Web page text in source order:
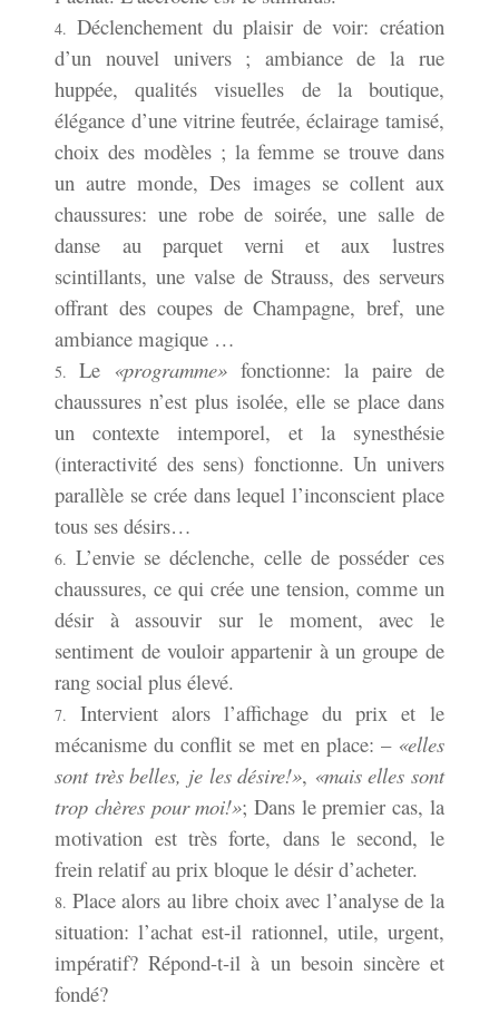
Déclenchement du plaisir de voir: création
d’un nouvel univers ; ambiance de la rue
huppée, qualités visuelles de la boutique,
élégance d’une vitrine feutrée, éclairage tamisé,
choix des modèles ; la femme se trouve dans
un autre monde, Des images se collent aux
chaussures: une robe de soirée, une salle de
danse au parquet verni et aux lustres
scintillants, une valse de Strauss, des serveurs
offrant des coupes de Champagne, bref, une
ambiance magique …
Le «programme» fonctionne: la paire de
chaussures n’est plus isolée, elle se place dans
un contexte intemporel, et la synesthésie
(interactivité des sens) fonctionne. Un univers
parallèle se crée dans lequel l’inconscient place
tous ses désirs…
L’envie se déclenche, celle de posséder ces
chaussures, ce qui crée une tension, comme un
désir à assouvir sur le moment, avec le
sentiment de vouloir appartenir à un groupe de
rang social plus élevé.
Intervient alors l’affichage du prix et le
mécanisme du conflit se met en place: – «elles
sont très belles, je les désire!», «mais elles sont
trop chères pour moi!»; Dans le premier cas, la
motivation est très forte, dans le second, le
frein relatif au prix bloque le désir d’acheter.
Place alors au libre choix avec l’analyse de la
situation: l’achat est-il rationnel, utile, urgent,
impératif? Répond-t-il à un besoin sincère et
fondé?